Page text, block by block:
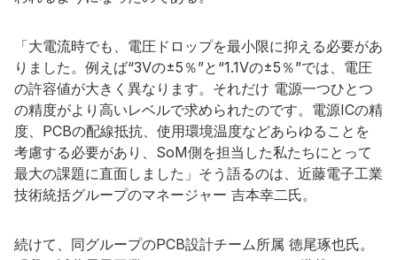
「大電流時でも、電圧ドロップを最小限に抑える必要があ
りました。例えば“3Vの±5％”と“1.1Vの±5％”では、電圧
の許容値が大きく異なります。それだけ 電源一つひとつ
の精度がより高いレベルで求められたのです。電源ICの精
度、PCBの配線抵抗、使用環境温度などあらゆることを
考慮する必要があり、SoM側を担当した私たちにとって
最大の課題に直面しました」そう語るのは、近藤電子工業
技術統括グループのマネージャー 吉本幸二氏。
続けて、同グループのPCB設計チーム所属 徳尾琢也氏。